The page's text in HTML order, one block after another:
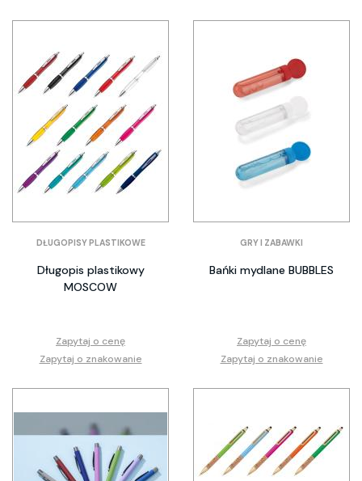
DŁUGOPISY PLASTIKOWE
Długopis plastikowy
MOSCOW
Zapytaj o cenę
Zapytaj o znakowanie
GRY I ZABAWKI
Bańki mydlane BUBBLES
Zapytaj o cenę
Zapytaj o znakowanie